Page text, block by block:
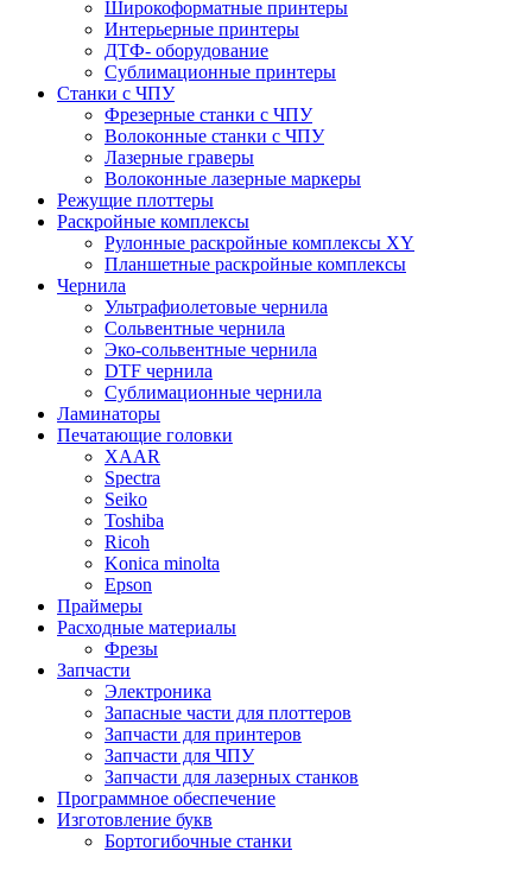
Широкоформатные принтеры
Интерьерные принтеры
ДТФ- оборудование
Сублимационные принтеры
Станки с ЧПУ
Фрезерные станки с ЧПУ
Волоконные станки с ЧПУ
Лазерные граверы
Волоконные лазерные маркеры
Режущие плоттеры
Раскройные комплексы
Рулонные раскройные комплексы XY
Планшетные раскройные комплексы
Чернила
Ультрафиолетовые чернила
Сольвентные чернила
Эко-сольвентные чернила
DTF чернила
Сублимационные чернила
Ламинаторы
Печатающие головки
XAAR
Spectra
Seiko
Toshiba
Ricoh
Konica minolta
Epson
Праймеры
Расходные материалы
Фрезы
Запчасти
Электроника
Запасные части для плоттеров
Запчасти для принтеров
Запчасти для ЧПУ
Запчасти для лазерных станков
Программное обеспечение
Изготовление букв
Бортогибочные станки